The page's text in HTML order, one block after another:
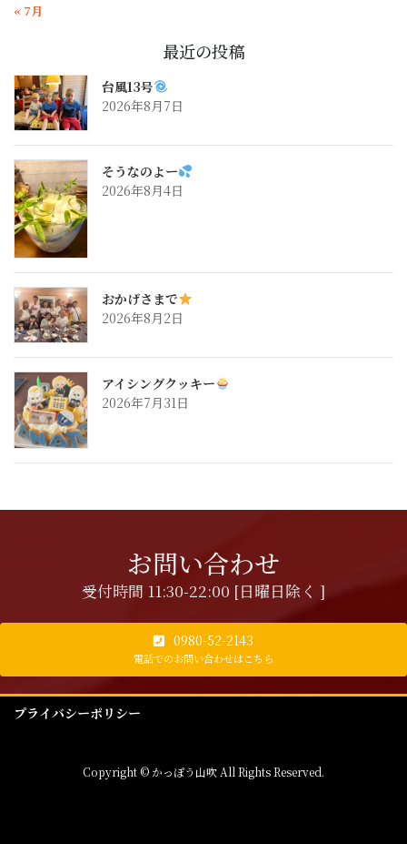
« 7月
最近の投稿
台風13号
2026年8月7日
そうなのよー
2026年8月4日
おかげさまで
2026年8月2日
アイシングクッキー
2026年7月31日
お問い合わせ
受付時間 11:30-22:00 [日曜日除く ]
0980-52-2143
電話でのお問い合わせはこちら
プライバシーポリシー
Copyright © かっぽう山吹 All Rights Reserved.